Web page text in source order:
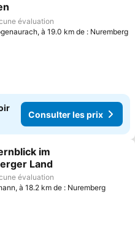
à mes favoris
évaluation
à 19.0 km de : Nuremberg
Consulter les prix
à mes favoris
im
Land
les prix
évaluation
à 18.2 km de : Nuremberg